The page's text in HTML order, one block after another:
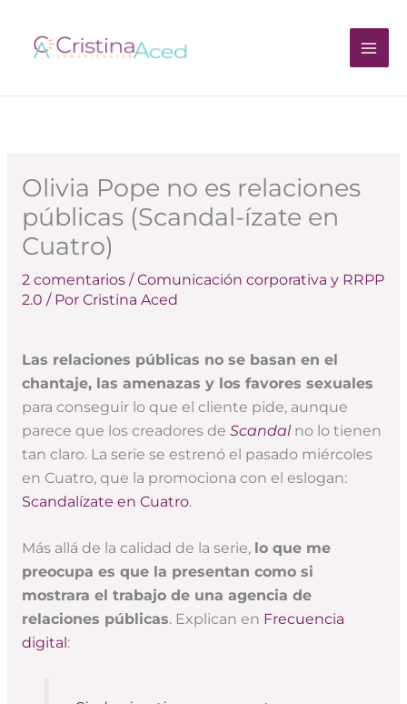
contenido
Olivia Pope no es relaciones
públicas (Scandal-ízate en
Cuatro)
2 comentarios /Comunicación corporativa y RRPP
2.0 / Por Cristina Aced
Las relaciones públicas no se basan en el
chantaje, las amenazas y los favores sexuales
para conseguir lo que el cliente pide, aunque
parece que los creadores de Scandal no lo tienen
tan claro. La serie se estrenó el pasado miércoles
en Cuatro, que la promociona con el eslogan:
Scandalízate en Cuatro.
Más allá de la calidad de la serie, lo que me
preocupa es que la presentan como si
mostrara el trabajo de una agencia de
relaciones públicas. Explican en Frecuencia
digital: